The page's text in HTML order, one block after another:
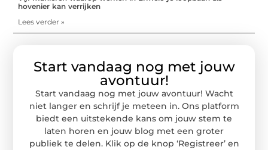
hovenier kan verrijken
Lees verder »
Start vandaag nog met jouw
avontuur!
Start vandaag nog met jouw avontuur! Wacht
niet langer en schrijf je meteen in. Ons platform
biedt een uitstekende kans om jouw stem te
laten horen en jouw blog met een groter
publiek te delen. Klik op de knop ‘Registreer’ en